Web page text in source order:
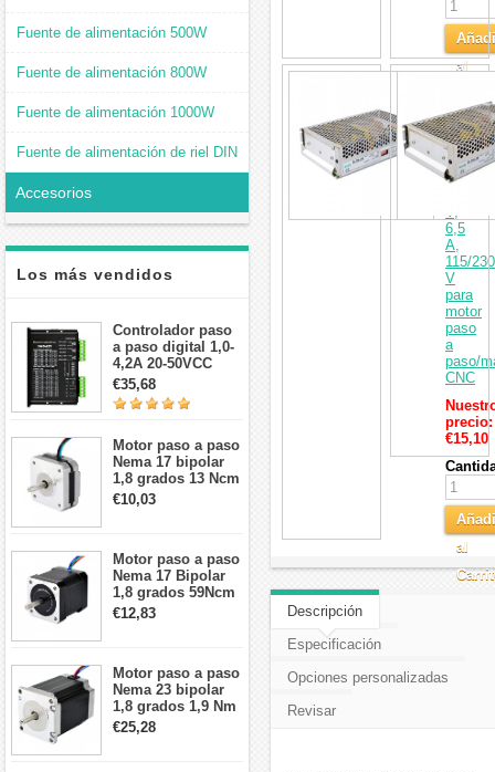
Fuente de alimentación 500W
Fuente de alimentación 800W
Fuente de alimentación 1000W
Fuente de alimentación de riel DIN
Accesorios
Los más vendidos
Controlador paso
a paso digital 1,0-
4,2A 20-50VCC
para motor paso a
paso Nema 17, 23,
24
€35,68
Motor paso a paso
Nema 17 bipolar
1,8 grados 13 Ncm
1A 3,5 V
42x42x20mm 4
€10,03
Motor paso a paso
Nema 17 Bipolar
1,8 grados 59Ncm
2A 42x48mm 4
cables compatible
€12,83
Motor paso a paso
Nema 23 bipolar
1,8 grados 1,9 Nm
2,8 A 3,2 V
57x57x76mm 4
€25,28
al
de
150
W,
V,
6,5
A,
115/230
V
para
motor
paso
a
paso/
CNC
precio:
€15,10
al
Descripción
Especificación
Opciones personalizadas
Revisar